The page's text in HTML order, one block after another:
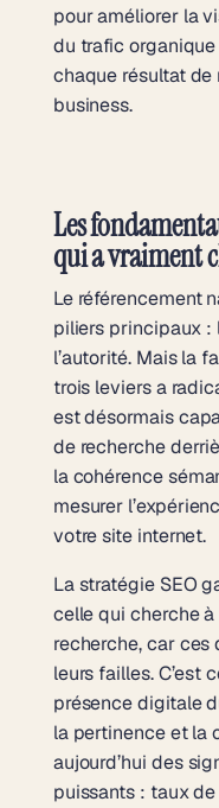
pour améliorer la
du trafic
chaque résultat
business.
Les
qui a vraiment
Le référencement
piliers principaux :
l’autorité. Mais la
trois leviers a
est désormais
de recherche
la cohérence
mesurer
votre site internet.
La stratégie SEO
celle qui cherche
recherche, car
leurs failles. C’est
présence digitale
la pertinence et la
aujourd’hui des
puissants : taux